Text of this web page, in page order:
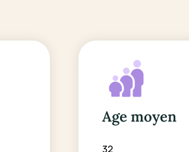
Age moyen
32